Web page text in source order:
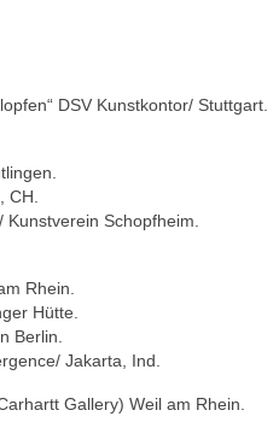
DSV Kunstkontor/ Stuttgart.
CH.
Schopfheim.
Rhein.
Hütte.
Berlin.
Jakarta, Ind.
Gallery) Weil am Rhein.